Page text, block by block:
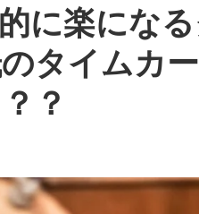
に楽にな
タイムカ
？